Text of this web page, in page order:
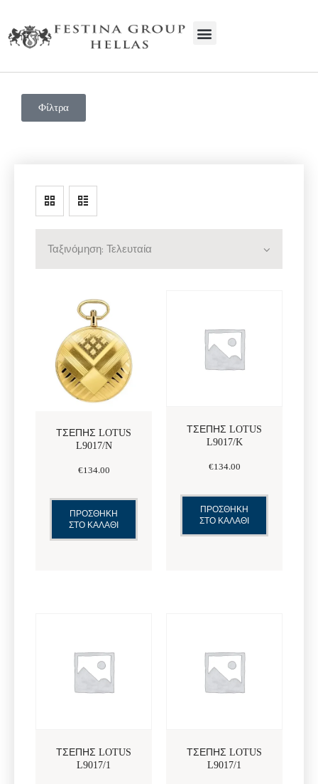
FESTINA GROUP HELLAS
Ρολόγια | Service | Κοσμήματα
ΑΡΧΙΚΗ
SERVICE
ΕΠΙΚΟΙΝΩΝΊΑ
ΧΟΝΔΡΙΚΉ
Φίλτρα
ΤΣΕΠΗΣ LOTUS
L9017/N
€134.00
ΠΡΟΣΘΗΚΗ
ΣΤΟ ΚΑΛΑΘΙ
ΤΣΕΠΗΣ LOTUS
L9017/K
€134.00
ΠΡΟΣΘΗΚΗ
ΣΤΟ ΚΑΛΑΘΙ
ΤΣΕΠΗΣ LOTUS
L9017/1
ΤΣΕΠΗΣ LOTUS
L9017/1